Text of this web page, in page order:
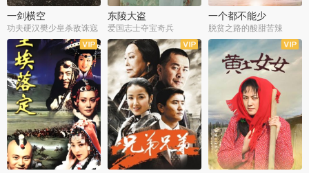
一剑横空
功夫硬汉樊少皇杀敌诛寇
东陵大盗
爱国志士夺宝奇兵
一个都不能少
脱贫之路的酸甜苦辣
全25集
全50集 全23集